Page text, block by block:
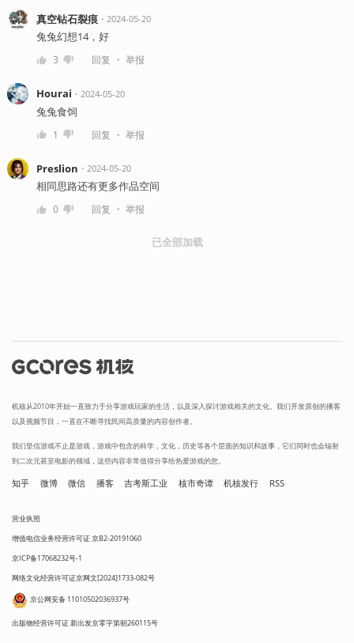
真空钻石裂痕・ 2024-05-20
兔兔幻想14，好
3 回复 ・ 举报
Hourai ・ 2024-05-20
兔兔食饲
1 回复 ・ 举报
Preslion ・ 2024-05-20
相同思路还有更多作品空间
0 回复 ・ 举报
已全部加载
机核从2010年开始一直致力于分享游戏玩家的生活，以及深入探讨游戏相关的文化。我们开发原创的播客
以及视频节目，一直在不断寻找民间高质量的内容创作者。
我们坚信游戏不止是游戏，游戏中包含的科学，文化，历史等各个层面的知识和故事，它们同时也会辐射
到二次元甚至电影的领域，这些内容非常值得分享给热爱游戏的您。
知乎 微博 微信 播客 吉考斯工业 核市奇谭 机核发行 RSS
营业执照
增值电信业务经营许可证 京B2-20191060
京ICP备17068232号-1
网络文化经营许可证京网文[2024]1733-082号
京公网安备 11010502036937号
出版物经营许可证 新出发京零字第朝260115号